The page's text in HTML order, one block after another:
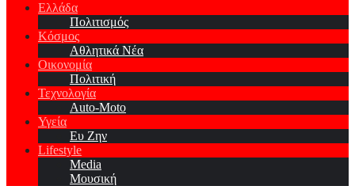
Ελλάδα
Πολιτισμός
Κόσμος
Αθλητικά Νέα
Οικονομία
Πολιτική
Τεχνολογία
Auto-Moto
Υγεία
Ευ Ζην
Lifestyle
Media
Μουσική